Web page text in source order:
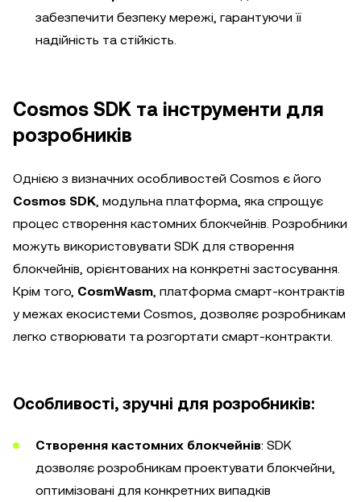
забезпечити безпеку мережі, гарантуючи її
надійність та стійкість.
Cosmos SDK та інструменти для
розробників
Однією з визначних особливостей Cosmos є його
Cosmos SDK, модульна платформа, яка спрощує
процес створення кастомних блокчейнів. Розробники
можуть використовувати SDK для створення
блокчейнів, орієнтованих на конкретні застосування.
Крім того, CosmWasm, платформа смарт-контрактів
у межах екосистеми Cosmos, дозволяє розробникам
легко створювати та розгортати смарт-контракти.
Особливості, зручні для розробників:
Створення кастомних блокчейнів: SDK
дозволяє розробникам проектувати блокчейни,
оптимізовані для конкретних випадків